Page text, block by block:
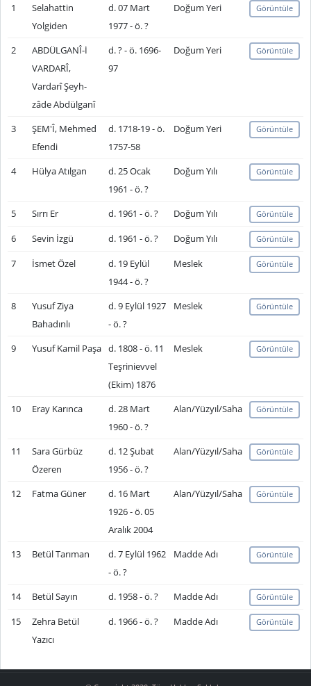
1
Selahattin
Yolgiden
d. 07 Mart
1977 - ö. ?
Doğum Yeri Görüntüle
2
ABDÜLGANÎ-İ
VARDARÎ,
Vardarî Şeyh-
zâde Abdülganî
d. ? - ö. 1696-
97
Doğum Yeri Görüntüle
3
ŞEM'Î, Mehmed
Efendi
d. 1718-19 - ö.
1757-58
Doğum Yeri Görüntüle
4 Hülya Atılgan
d. 25 Ocak
1961 - ö. ?
Doğum Yılı Görüntüle
5 Sırrı Er d. 1961 - ö. ? Doğum Yılı Görüntüle
6 Sevin İzgü d. 1961 - ö. ? Doğum Yılı Görüntüle
7 İsmet Özel
d. 19 Eylül
1944 - ö. ?
Meslek Görüntüle
8
Yusuf Ziya
Bahadınlı
d. 9 Eylül 1927
- ö. ?
Meslek Görüntüle
9 Yusuf Kamil Paşa d. 1808 - ö. 11
Teşrinievvel
(Ekim) 1876
Meslek Görüntüle
10 Eray Karınca
d. 28 Mart
1960 - ö. ?
Alan/Yüzyıl/Saha Görüntüle
11
Sara Gürbüz
Özeren
d. 12 Şubat
1956 - ö. ?
Alan/Yüzyıl/Saha Görüntüle
12 Fatma Güner
d. 16 Mart
1926 - ö. 05
Aralık 2004
Alan/Yüzyıl/Saha Görüntüle
13 Betül Tarıman
d. 7 Eylül 1962
- ö. ?
Madde Adı Görüntüle
14 Betül Sayın d. 1958 - ö. ? Madde Adı Görüntüle
15
Zehra Betül
Yazıcı
d. 1966 - ö. ? Madde Adı Görüntüle